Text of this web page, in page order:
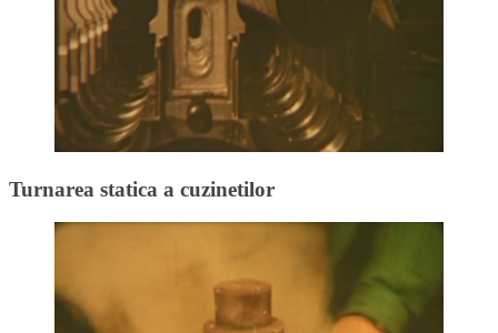
Turnarea statica a cuzinetilor